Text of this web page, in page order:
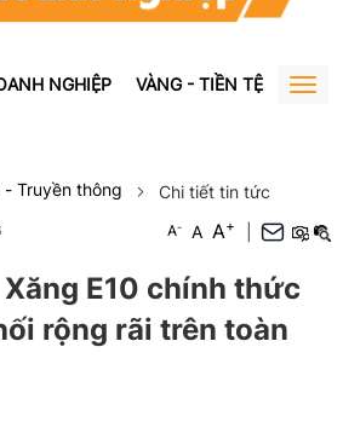
NGHIỆP VÀNG - TIỀN TỆ BẤT
- Truyền thông Chi tiết tin tức
A- A A+
E10 chính thức
rộng rãi trên toàn